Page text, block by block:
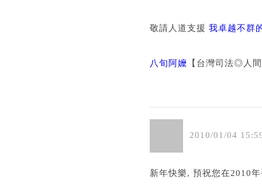
敬請人道支援 我卓越不群
八旬阿嬤 【台灣司法◎人
2010/01 /04 15:
新年快樂, 預祝您在2010